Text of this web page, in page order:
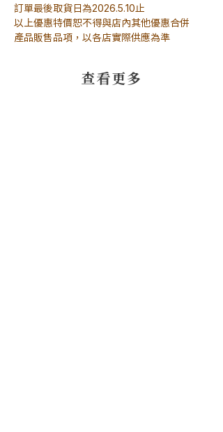
訂單最後取貨日為2026.5.10止
以上優惠特價恕不得與店內其他優惠合併
產品販售品項，以各店實際供應為準
​查看更多